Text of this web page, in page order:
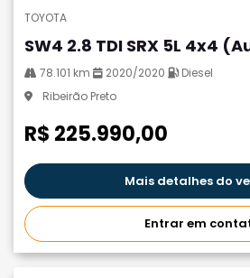
TOYOTA
SW4 2.8 TDI SRX 5L 4x4
78.101 km 2020/2020
Diesel
Ribeirão Preto
R$ 225.990,00
Mais detalhes do
Entrar em